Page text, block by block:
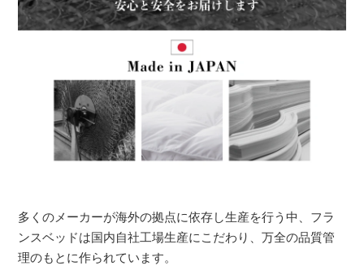
多くのメーカーが海外の拠点に依存し生産を行う中、フラ
ンスベッドは国内自社工場生産にこだわり、万全の品質管
理のもとに作られています。